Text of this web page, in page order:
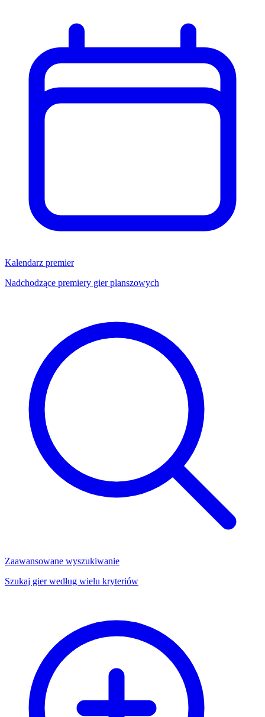
Kalendarz premier
Nadchodzące premiery gier planszowych
Zaawansowane wyszukiwanie
Szukaj gier według wielu kryteriów